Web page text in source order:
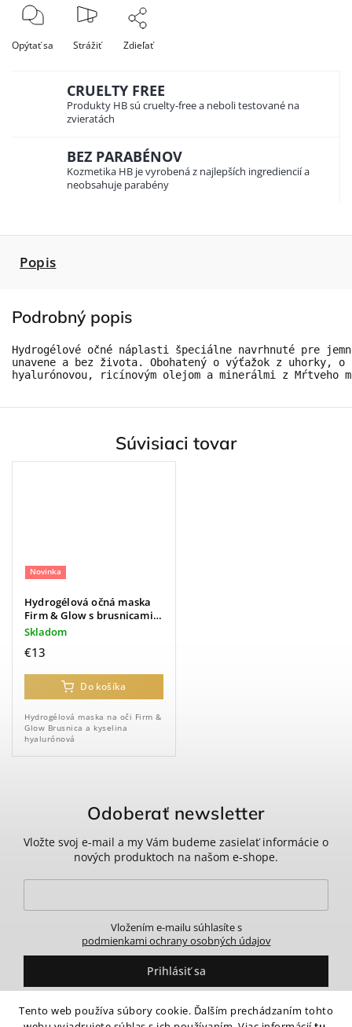
Tento web používa súbory cookie. Ďalším prechádzaním tohto
Opýtať sa Strážiť Zdieľať
CRUELTY FREE
Produkty HB sú cruelty-free a neboli testované na
zvieratách
BEZ PARABÉNOV
Kozmetika HB je vyrobená z najlepších ingrediencií a
neobsahuje parabény
Popis
Podrobný popis
Hydrogélové očné náplasti špeciálne navrhnuté pre
unavene a bez života. Obohatený o výťažok z uhorky,
hyalurónovou, ricínovým olejom a minerálmi z
Súvisiaci tovar
Novinka
Hydrogélová očná maska ​​
Firm & Glow s brusnicami a
kyselinou hyalurónovou, 5
Skladom
€13
Do košíka
Hydrogélová maska ​​na oči Firm &
Glow Brusnica a kyselina
hyalurónová
Odoberať newsletter
Vložte svoj e-mail a my Vám budeme zasielať informácie o
nových produktoch na našom e-shope.
Vložením e-mailu súhlasíte s
podmienkami ochrany osobných údajov
Prihlásiť sa